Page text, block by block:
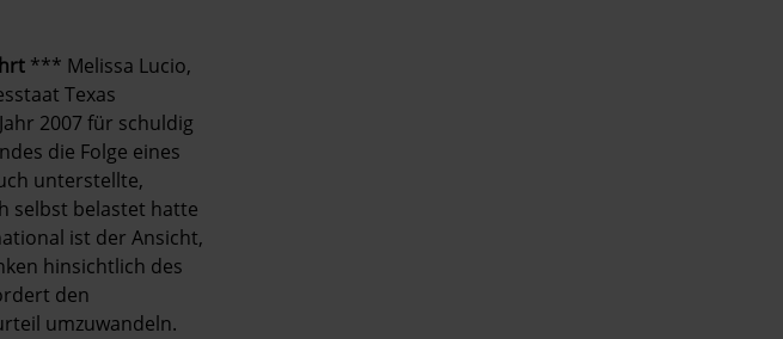
*** Melissa Lucio,
Texas
2007 für schuldig
die Folge eines
unterstellte,
selbst belastet hatte
ist der Ansicht,
hinsichtlich des
den
umzuwandeln.